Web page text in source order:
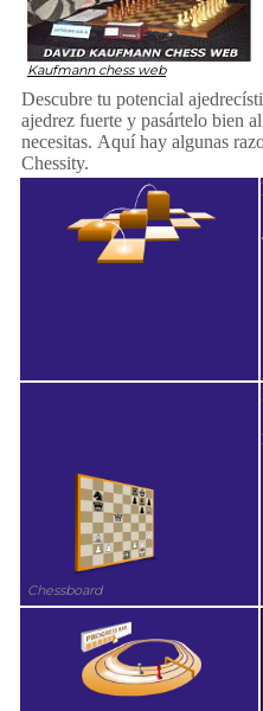
Kaufmann chess web
Descubre tu potencial
ajedrez fuerte y pasártelo bien
necesitas. Aquí hay algunas
Chessity.
Chessboard